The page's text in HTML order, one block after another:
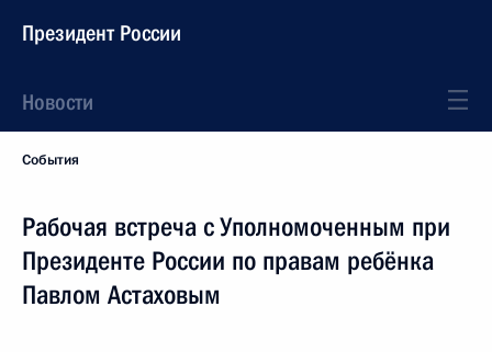
Президент России
Новости
События
Рабочая встреча с Уполномоченным при
Президенте России по правам ребёнка
Павлом Астаховым